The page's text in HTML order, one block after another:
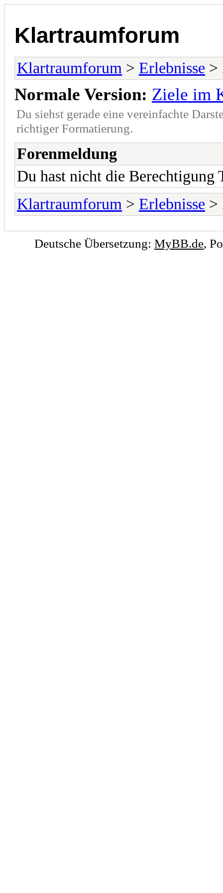
Klartraumforum
Klartraumforum > Erlebnisse >
Normale Version: Ziele im
Du siehst gerade eine vereinfachte
richtiger Formatierung.
Forenmeldung
Du hast nicht die Berechtigung
Klartraumforum > Erlebnisse >
Deutsche Übersetzung: MyBB.de,